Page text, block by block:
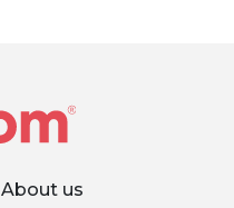
About us